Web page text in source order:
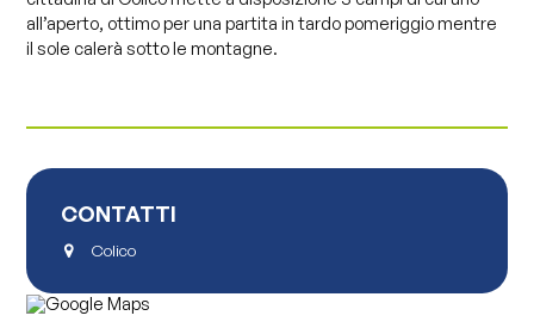
all’aperto, ottimo per una partita in tardo pomeriggio mentre
il sole calerà sotto le montagne.
CONTATTI
Colico